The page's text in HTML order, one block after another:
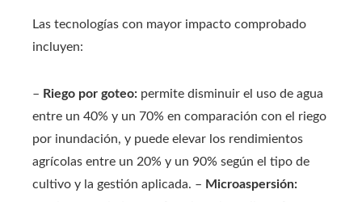
Las tecnologías con mayor impacto comprobado
incluyen:
– Riego por goteo: permite disminuir el uso de agua
entre un 40% y un 70% en comparación con el riego
por inundación, y puede elevar los rendimientos
agrícolas entre un 20% y un 90% según el tipo de
cultivo y la gestión aplicada. – Microaspersión: